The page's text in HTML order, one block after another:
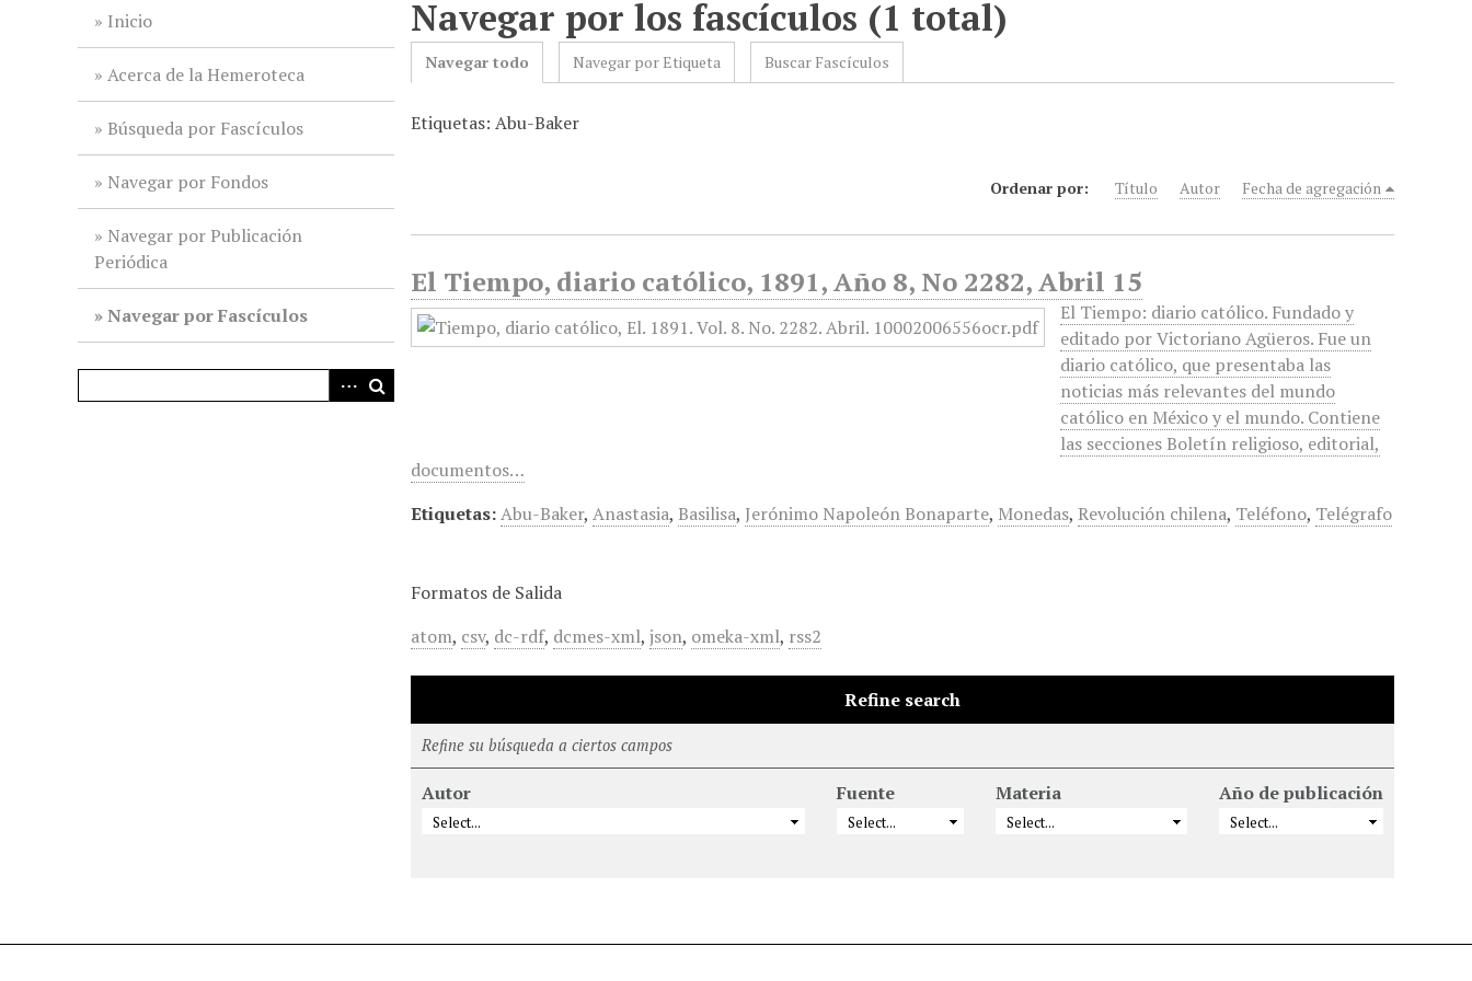
Inicio
Acerca de la Hemeroteca
Búsqueda por Fascículos
Navegar por Fondos
Navegar por Publicación
Periódica
Navegar por Fascículos
Navegar por los fascículos (1 total)
Navegar todo Navegar por Etiqueta Buscar Fascículos
Etiquetas: Abu-Baker
Ordenar por: Título Autor Fecha de agregación
El Tiempo, diario católico, 1891, Año 8, No 2282, Abril 15
El Tiempo: diario católico. Fundado y
editado por Victoriano Agüeros. Fue un
diario católico, que presentaba las
noticias más relevantes del mundo
católico en México y el mundo. Contiene
las secciones Boletín religioso, editorial,
documentos…
Etiquetas:Abu-Baker,Anastasia, Basilisa, Jerónimo Napoleón Bonaparte, Monedas, Revolución chilena, Teléfono, Telégrafo
Formatos de Salida
atom, csv, dc-rdf, dcmes-xml,json, omeka-xml, rss2
Refine search
Refine su búsqueda a ciertos campos
Autor Fuente Materia Año de publicación